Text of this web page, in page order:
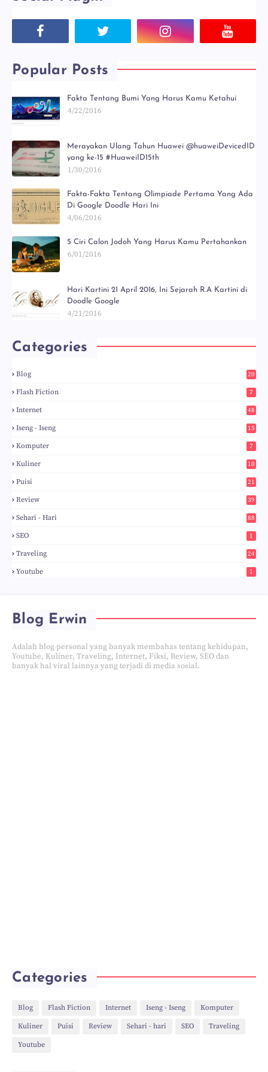
Popular Posts
Fakta Tentang Bumi Yang Harus Kamu Ketahui
4/22/2016
Merayakan Ulang Tahun Huawei @huaweiDevicedID
yang ke-15 #HuaweiID15th
1/30/2016
Fakta-Fakta Tentang Olimpiade Pertama Yang Ada
Di Google Doodle Hari Ini
4/06/2016
5 Ciri Calon Jodoh Yang Harus Kamu Pertahankan
6/01/2016
Hari Kartini 21 April 2016, Ini Sejarah R.A Kartini di
Doodle Google
4/21/2016
Categories
Blog
20
Flash Fiction 7
Internet 48
Iseng - Iseng 15
Komputer 7
Kuliner 10
Puisi 21
Review 39
Sehari - Hari 88
SEO 1
Traveling 24
Youtube 1
Blog Erwin
Adalah blog personal yang banyak membahas tentang kehidupan,
Youtube, Kuliner, Traveling, Internet, Fiksi, Review, SEO dan
banyak hal viral lainnya yang terjadi di media sosial.
Categories
Blog Flash Fiction Internet Iseng - Iseng Komputer
Kuliner Puisi Review Sehari - hari SEO Traveling
Youtube